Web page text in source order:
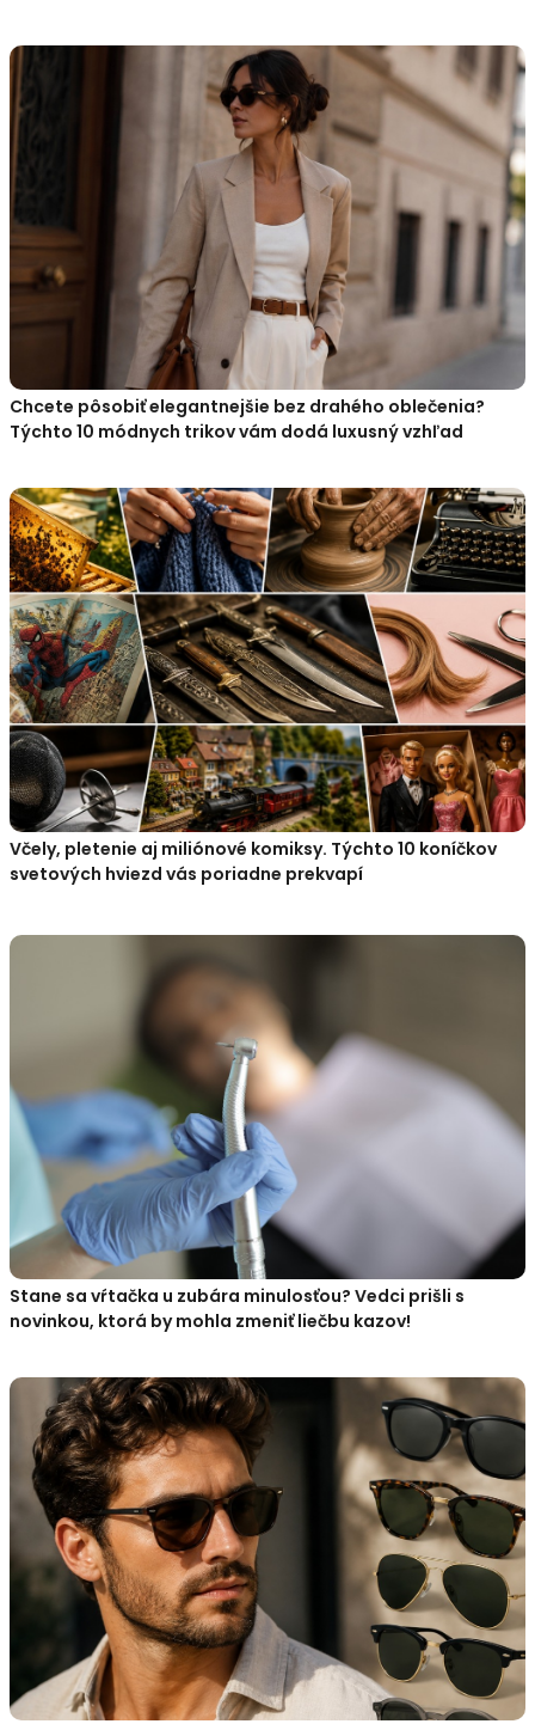
Chcete pôsobiť elegantnejšie bez drahého oblečenia?
Týchto 10 módnych trikov vám dodá luxusný vzhľad
Včely, pletenie aj miliónové komiksy. Týchto 10 koníčkov
svetových hviezd vás poriadne prekvapí
Stane sa vŕtačka u zubára minulosťou? Vedci prišli s
novinkou, ktorá by mohla zmeniť liečbu kazov!